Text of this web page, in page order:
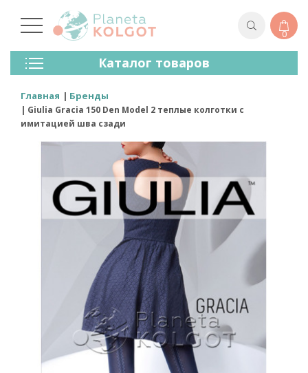
0
Каталог товаров
Колготки
Чулки
Лосины (леггинсы)
Носки И Гольфы
Спортивная Одежда
Для Детей
Бренды
Главная Бренды
Giulia Gracia 150 Den Model 2 теплые колготки с
имитацией шва сзади